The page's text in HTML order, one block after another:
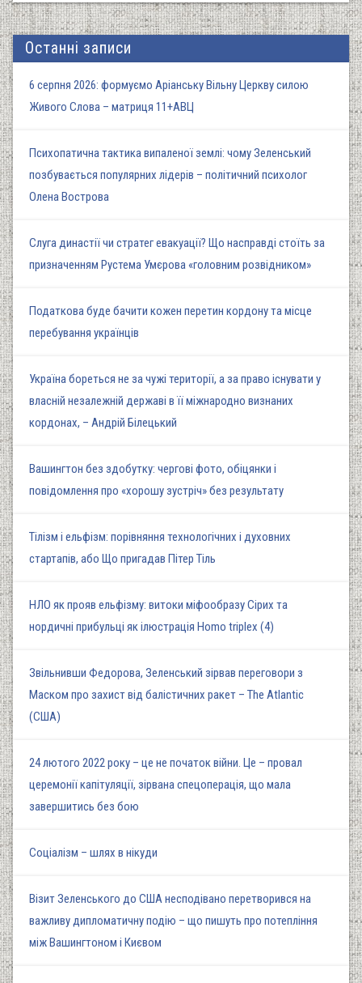
Останні записи
6 серпня 2026: формуємо Аріанську Вільну Церкву силою
Живого Слова – матриця 11+АВЦ
Психопатична тактика випаленої землі: чому Зеленський
позбувається популярних лідерів – політичний психолог
Олена Вострова
Слуга династії чи стратег евакуації? Що насправді стоїть за
призначенням Рустема Умєрова «головним розвідником»
Податкова буде бачити кожен перетин кордону та місце
перебування українців
Україна бореться не за чужі території, а за право існувати у
власній незалежній державі в її міжнародно визнаних
кордонах, – Андрій Білецький
Вашингтон без здобутку: чергові фото, обіцянки і
повідомлення про «хорошу зустріч» без результату
Тілізм і ельфізм: порівняння технологічних і духовних
стартапів, або Що пригадав Пітер Тіль
НЛО як прояв ельфізму: витоки міфообразу Сірих та
нордичні прибульці як ілюстрація Homo triplex (4)
Звільнивши Федорова, Зеленський зірвав переговори з
Маском про захист від балістичних ракет – The Atlantic
(США)
24 лютого 2022 року – це не початок війни. Це – провал
церемонії капітуляції, зірвана спецоперація, що мала
завершитись без бою
Соціалізм – шлях в нікуди
Візит Зеленського до США несподівано перетворився на
важливу дипломатичну подію – що пишуть про потепління
між Вашингтоном і Києвом